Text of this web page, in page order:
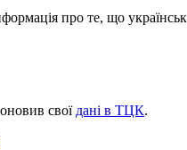
про те, що
свої дані в ТЦК.